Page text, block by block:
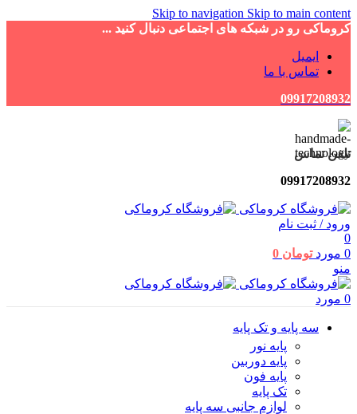
Skip to navigation Skip to main content
کروماکی رو در شبکه های اجتماعی دنبال کنید ...
ایمیل
تماس با ما
09917208932
تلفن تماس
09917208932
ورود / ثبت نام
0
0 مورد تومان
منو
0 مورد
سه پایه و تک پایه
پایه نور
پایه دوربین
پایه فون
تک پایه
لوازم جانبی سه پایه